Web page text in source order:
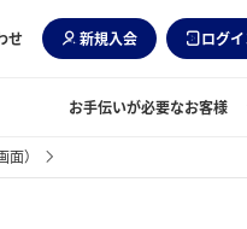
せ 新規入会 ログ
お手伝いが必要なお客様
）